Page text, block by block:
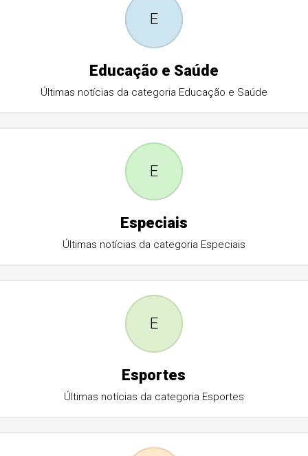
E
Educação e Saúde
Últimas notícias da categoria Educação e Saúde
E
Especiais
Últimas notícias da categoria Especiais
E
Esportes
Últimas notícias da categoria Esportes